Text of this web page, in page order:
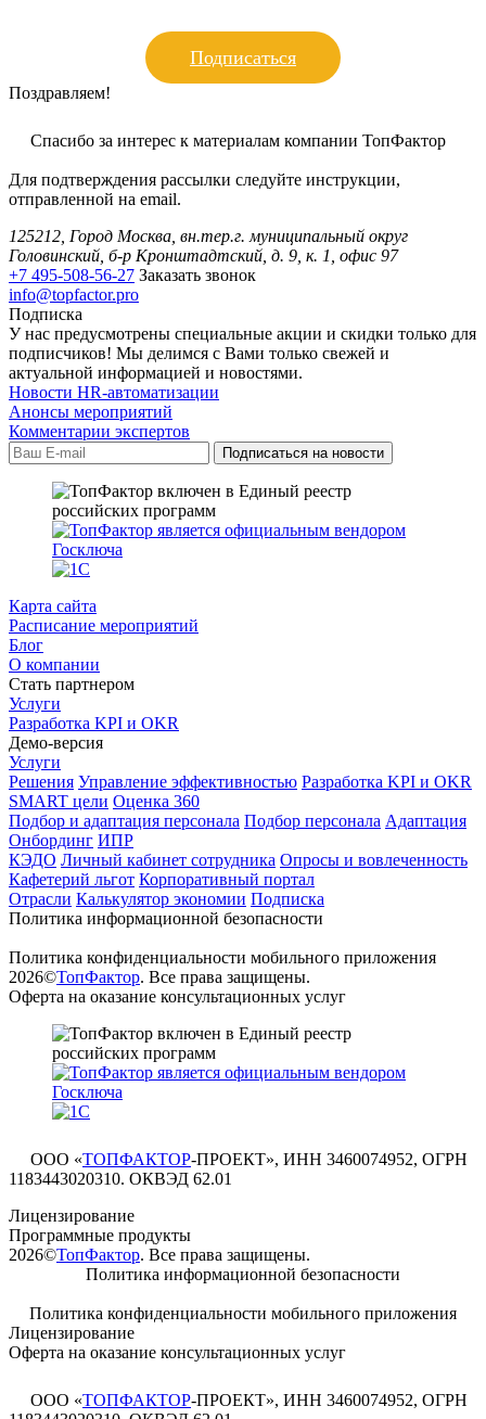
Подписаться
Поздравляем!
Спасибо за интерес к материалам компании ТопФактор
Для подтверждения рассылки следуйте инструкции,
отправленной на email.
125212, Город Москва, вн.тер.г. муниципальный округ
Головинский, б-р Кронштадтский, д. 9, к. 1, офис 97
+7 495-508-56-27 Заказать звонок
info@topfactor.pro
Подписка
У нас предусмотрены специальные акции и скидки только для
подписчиков! Мы делимся с Вами только свежей и
актуальной информацией и новостями.
Новости HR-автоматизации
Анонсы мероприятий
Комментарии экспертов
Карта сайта
Расписание мероприятий
Блог
О компании
Стать партнером
Услуги
Разработка KPI и OKR
Демо-версия
Услуги
Решения Управление эффективностью Разработка KPI и OKR
SMART цели Оценка 360
Подбор и адаптация персонала Подбор персонала Адаптация
Онбординг ИПР
КЭДО Личный кабинет сотрудника Опросы и вовлеченность
Кафетерий льгот Корпоративный портал
Отрасли Калькулятор экономии Подписка
Политика информационной безопасности
Политика конфиденциальности мобильного приложения
2026©ТопФактор. Все права защищены.
Оферта на оказание консультационных услуг
ООО «ТОПФАКТОР-ПРОЕКТ», ИНН 3460074952, ОГРН
1183443020310. ОКВЭД 62.01
Лицензирование
Программные продукты
2026©ТопФактор. Все права защищены.
Политика информационной безопасности
Политика конфиденциальности мобильного приложения
Лицензирование
Оферта на оказание консультационных услуг
ООО «ТОПФАКТОР-ПРОЕКТ», ИНН 3460074952, ОГРН